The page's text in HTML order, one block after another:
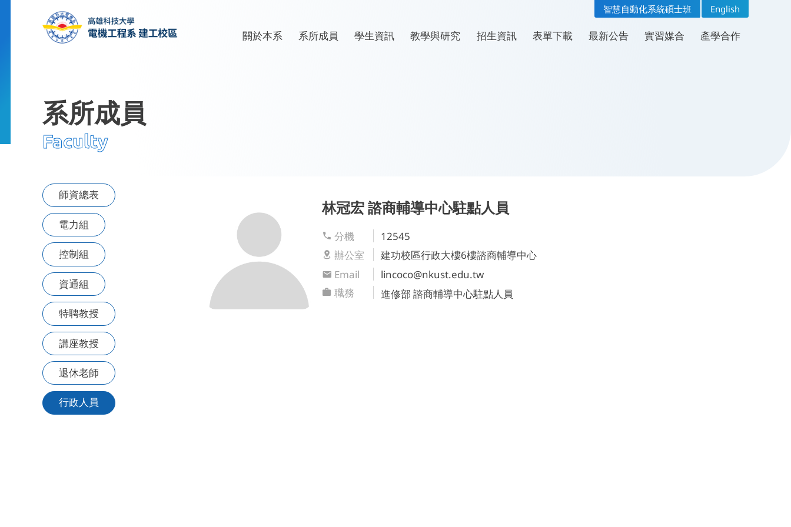
智慧自動化系統碩士班 English
關於本系
系所組織
系所成員
行政人員
學生資訊
系學會
教學與研究
學生專題
招生資訊
轉系專區
表單下載
問卷專區
最新公告 實習媒合 產學合作
系所成員
Faculty
系所成員 行政人員
師資總表
電力組
控制組
資通組
特聘教授
講座教授
退休老師
行政人員
林冠宏諮商輔導中心駐點人員
分機
12545
辦公室
建功校區行政大樓6樓諮商輔導中心
Email
lincoco@nkust.edu.tw
職務
進修部 諮商輔導中心駐點人員